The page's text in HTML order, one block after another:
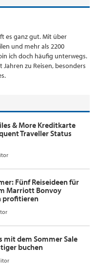
es ganz gut. Mit über
und mehr als 2200
ich doch häufig unterwegs.
zu Reisen, besonders
& More Kreditkarte
Traveller Status
Fünf Reiseideen für
Marriott Bonvoy
profitieren
mit dem Sommer Sale
buchen